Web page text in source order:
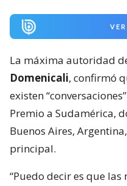
La máxima autoridad
Domenicali, confirmó
existen
Premio a Sudamérica,
Buenos Aires,
principal.
“Puedo decir es que